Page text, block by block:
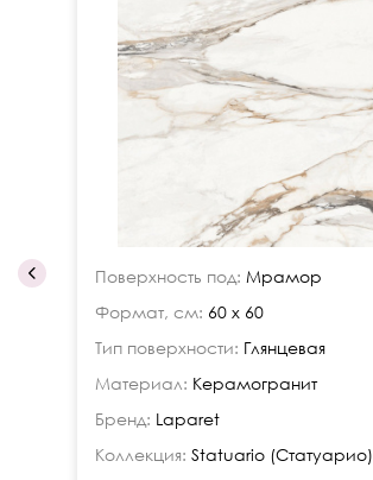
Поверхность под: Мрамор
Формат, см: 60 x 60
Тип поверхности: Глянцевая
Материал: Керамогранит
Бренд: Laparet
Коллекция: Statuario (Статуарио)